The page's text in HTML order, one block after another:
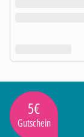
5€
Gutschein